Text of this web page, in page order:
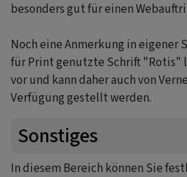
besonders gut für einen
Noch eine Anmerkung in eigener
für Print genutzte Schrift "Rotis"
vor und kann daher auch von
Verfügung gestellt werden.
Sonstiges
In diesem Bereich können Sie